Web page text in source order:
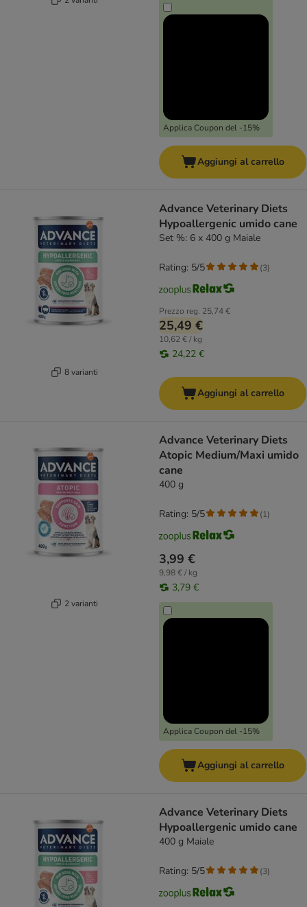
Applica Coupon del -15%
Aggiungi al carrello
8 varianti
Advance Veterinary Diets
Hypoallergenic umido cane
Set %: 6 x 400 g Maiale
Prezzo reg. 25,74 €
25,49 €
10,62 € / kg
24,22 €
Rating: 5/5 (3)
Aggiungi al carrello
2 varianti
Advance Veterinary Diets
Atopic Medium/Maxi umido
cane
400 g
3,99 €
9,98 € / kg
3,79 €
Applica Coupon del -15%
Rating: 5/5 (1)
Aggiungi al carrello
Advance Veterinary Diets
Hypoallergenic umido cane
400 g Maiale
Rating: 5/5 (3)